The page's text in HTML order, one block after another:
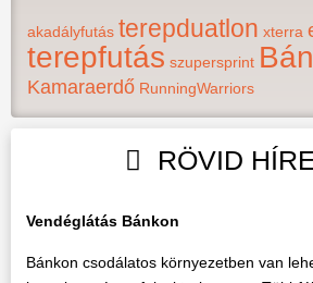
akadályfutás terepduatlon xterra
terepfutás szupersprint
Kamaraerdő RunningWarriors
RÖVID
Vendéglátás Bánkon
Bánkon csodálatos környezetben van